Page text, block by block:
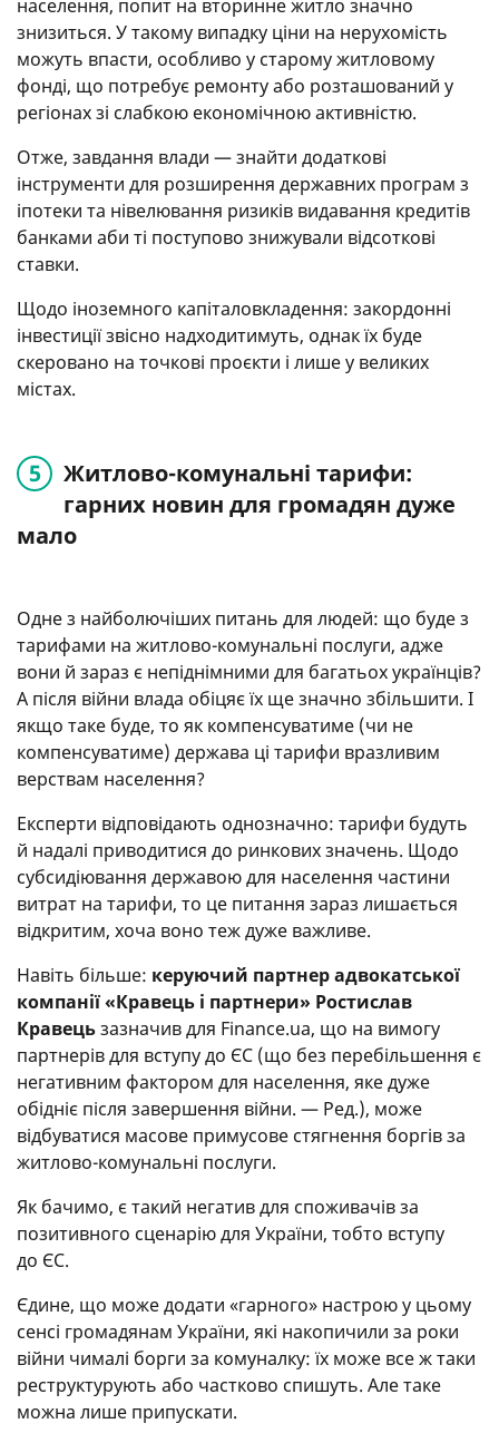
населення, попит на вторинне житло значно
знизиться. У такому випадку ціни на нерухомість
можуть впасти, особливо у старому житловому
фонді, що потребує ремонту або розташований у
регіонах зі слабкою економічною активністю.
Отже, завдання влади — знайти додаткові
інструменти для розширення державних програм з
іпотеки та нівелювання ризиків видавання кредитів
банками аби ті поступово знижували відсоткові
ставки.
Щодо іноземного капіталовкладення: закордонні
інвестиції звісно надходитимуть, однак їх буде
скеровано на точкові проєкти і лише у великих
містах.
Житлово-комунальні тарифи:
гарних новин для громадян дуже
мало
Одне з найболючіших питань для людей: що буде з
тарифами на житлово-комунальні послуги, адже
вони й зараз є непіднімними для багатьох українців?
А після війни влада обіцяє їх ще значно збільшити. І
якщо таке буде, то як компенсуватиме (чи не
компенсуватиме) держава ці тарифи вразливим
верствам населення?
Експерти відповідають однозначно: тарифи будуть
й надалі приводитися до ринкових значень. Щодо
субсидіювання державою для населення частини
витрат на тарифи, то це питання зараз лишається
відкритим, хоча воно теж дуже важливе.
Навіть більше: керуючий партнер адвокатської
компанії «Кравець і партнери» Ростислав
Кравецьзазначив для Finance.ua, що на вимогу
партнерів для вступу до ЄС (що без перебільшення є
негативним фактором для населення, яке дуже
обідніє після завершення війни. — Ред.), може
відбуватися масове примусове стягнення боргів за
житлово-комунальні послуги.
Як бачимо, є такий негатив для споживачів за
позитивного сценарію для України, тобто вступу
до ЄС.
Єдине, що може додати «гарного» настрою у цьому
сенсі громадянам України, які накопичили за роки
війни чималі борги за комуналку: їх може все ж таки
реструктурують або частково спишуть. Але таке
можна лише припускати.